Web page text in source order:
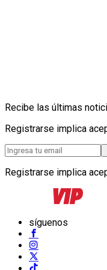
Recibe las últimas
Registrarse implica
Registrarse implica
síguenos